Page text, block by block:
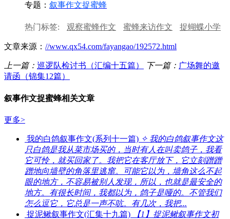
专题： 叙事作文捉蜜蜂
热门标签: 观察蜜蜂作文 蜜蜂来访作文
捉蝴蝶小学
作文
文章来源： //www.qx54.com/fayangao/192572.html
上一篇： 巡逻队检讨书（汇编十五篇） 下一篇： 广场舞的邀
请函（锦集12篇）
叙事作文捉蜜蜂相关文章
更多>
我的白鸽叙事作文(系列十一篇) ✧ 我的白鸽叙事作文这
只白鸽是我从菜市场买的，当时有人在叫卖鸽子，我看
它可怜，就买回家了。我把它在客厅放下，它立刻蹭蹭
蹭地向墙壁的角落里逃窜。可能它以为，墙角这么不起
眼的地方，不容易被别人发现，所以，也就是最安全的
地方。有很长时间，我都以为，鸽子是哑的。不管我们
怎么逗它，它总是一声不吭。有几次，我把...
捉泥鳅叙事作文(汇集十九篇)
【1】捉泥鳅叙事作文初